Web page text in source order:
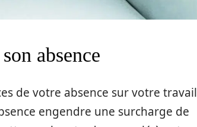
absence
de votre absence sur votre travail
engendre une surcharge de